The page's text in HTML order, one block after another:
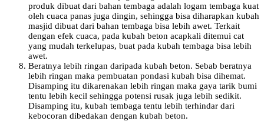
produk dibuat dari bahan tembaga adalah logam tembaga kuat
oleh cuaca panas juga dingin, sehingga bisa diharapkan kubah
masjid dibuat dari bahan tembaga bisa lebih awet. Terkait
dengan efek cuaca, pada kubah beton acapkali ditemui cat
yang mudah terkelupas, buat pada kubah tembaga bisa lebih
awet.
Beratnya lebih ringan daripada kubah beton. Sebab beratnya
lebih ringan maka pembuatan pondasi kubah bisa dihemat.
Disamping itu dikarenakan lebih ringan maka gaya tarik bumi
tentu lebih kecil sehingga potensi rusak juga lebih sedikit.
Disamping itu, kubah tembaga tentu lebih terhindar dari
kebocoran dibedakan dengan kubah beton.